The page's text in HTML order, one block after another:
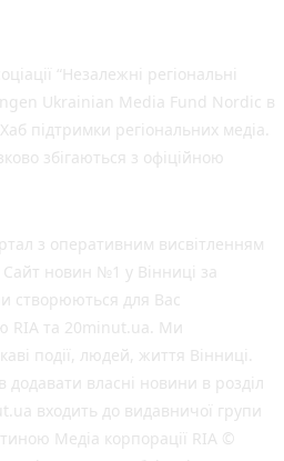
“Незалежні регіональні
Ukrainian Media Fund Nordic в
підтримки регіональних медіа.
збігаються з офіційною
з оперативним висвітленням
Сайт новин №1 у Вінниці за
створюються для Вас
RIA та 20minut.ua. Ми
події, людей, життя Вінниці.
додавати власні новини в розділ
входить до видавничої групи
Медіа корпорації RIA ©